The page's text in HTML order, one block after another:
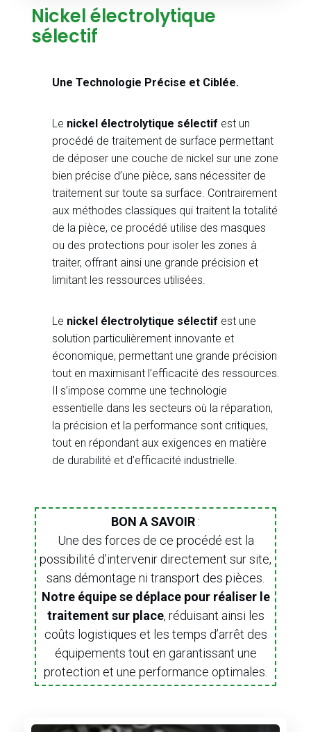
Nickel électrolytique
sélectif
Une Technologie Précise et Ciblée.
Le nickel électrolytique sélectif est un
procédé de traitement de surface permettant
de déposer une couche de nickel sur une zone
bien précise d’une pièce, sans nécessiter de
traitement sur toute sa surface. Contrairement
aux méthodes classiques qui traitent la totalité
de la pièce, ce procédé utilise des masques
ou des protections pour isoler les zones à
traiter, offrant ainsi une grande précision et
limitant les ressources utilisées.
Le nickel électrolytique sélectif est une
solution particulièrement innovante et
économique, permettant une grande précision
tout en maximisant l’efficacité des ressources.
Il s’impose comme une technologie
essentielle dans les secteurs où la réparation,
la précision et la performance sont critiques,
tout en répondant aux exigences en matière
de durabilité et d’efficacité industrielle.
BON A SAVOIR :
Une des forces de ce procédé est la
possibilité d’intervenir directement sur site,
sans démontage ni transport des pièces.
Notre équipe se déplace pour réaliser le
traitement sur place, réduisant ainsi les
coûts logistiques et les temps d’arrêt des
équipements tout en garantissant une
protection et une performance optimales.